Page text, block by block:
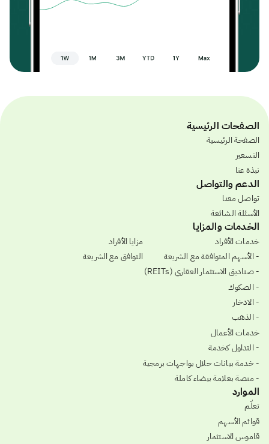
الصفحات الرئيسية
الصفحة الرئيسية
التسعير
نبذة عنا
الدعم والتواصل
تواصل معنا
الأسئلة الشائعة
الخدمات والمزايا
خدمات الأفراد
- الأسهم المتوافقة مع الشريعة
- صناديق الاستثمار العقاري (REITs)
- الصكوك
- الادخار
- الذهب
خدمات الأعمال
- التداول كخدمة
- خدمة بيانات حلال بواجهات برمجية
- منصة بعلامة بيضاء كاملة
مزايا الأفراد
التوافق مع الشريعة
الموارد
تعلّم
قوائم الأسهم
قاموس الاستثمار